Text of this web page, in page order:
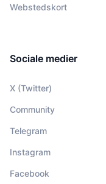
Webstedskort
Sociale medier
X (Twitter)
Community
Telegram
Instagram
Facebook